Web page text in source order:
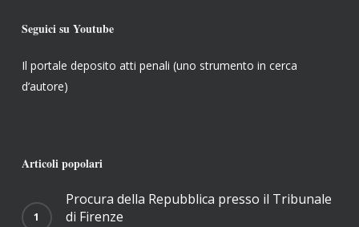
Seguici su Youtube
Il portale deposito atti penali (uno strumento in cerca
d’autore)
Articoli popolari
Procura della Repubblica presso il Tribunale
di Firenze